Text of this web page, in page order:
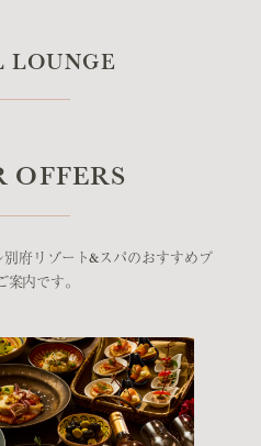
LOUNGE
OFFERS
府リゾート&スパのおすすめプ
案内です。